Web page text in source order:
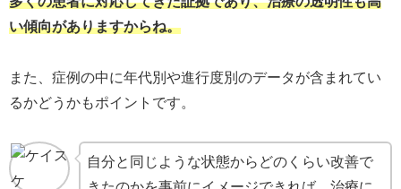
い傾向がありますからね。
また、症例の中に年代別や進行度別のデータが含まれてい
るかどうかもポイントです。
自分と同じような状態からどのくらい改善で